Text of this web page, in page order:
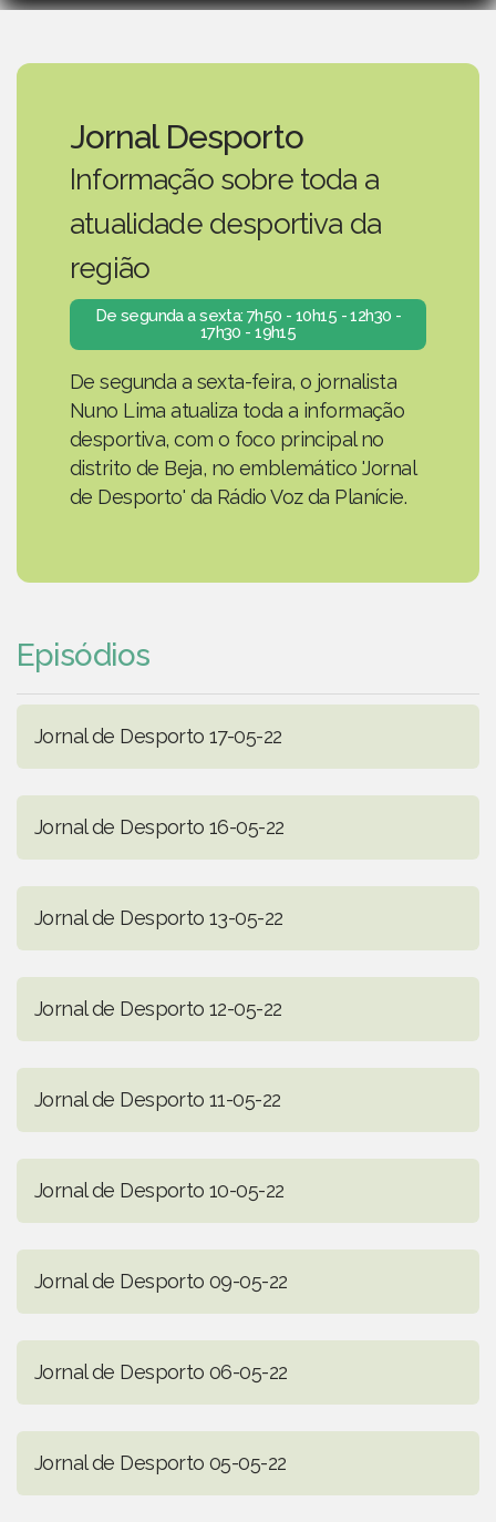
Jornal Desporto
Informação sobre toda a
atualidade desportiva da
região
De segunda a sexta: 7h50 - 10h15 - 12h30 -
17h30 - 19h15
De segunda a sexta-feira, o jornalista
Nuno Lima atualiza toda a informação
desportiva, com o foco principal no
distrito de Beja, no emblemático 'Jornal
de Desporto' da Rádio Voz da Planície.
Episódios
Jornal de Desporto 17-05-22
Jornal de Desporto 16-05-22
Jornal de Desporto 13-05-22
Jornal de Desporto 12-05-22
Jornal de Desporto 11-05-22
Jornal de Desporto 10-05-22
Jornal de Desporto 09-05-22
Jornal de Desporto 06-05-22
Jornal de Desporto 05-05-22